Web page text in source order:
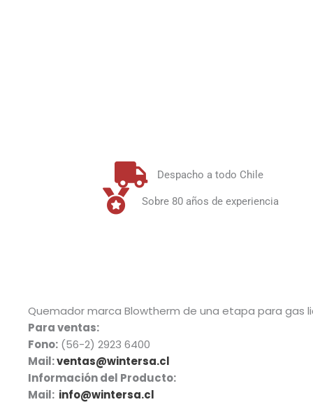
Despacho a todo Chile
Sobre 80 años de experiencia
Quemador marca Blowtherm de una etapa para gas
Para ventas:
Fono: (56-2) 2923 6400
Mail:ventas@wintersa.cl
Información del Producto:
Mail: info@wintersa.cl